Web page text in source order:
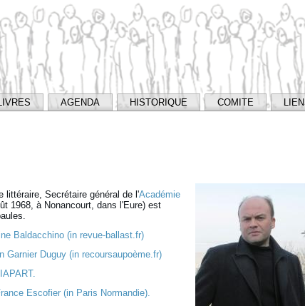
AGENDA HISTORIQUE COMITE
littéraire, Secrétaire général de l'Académie
1968, à Nonancourt, dans l'Eure) est
Baldacchino (in revue-ballast.fr)
Garnier Duguy (in recoursaupoème.fr)
Escofier (in Paris Normandie).